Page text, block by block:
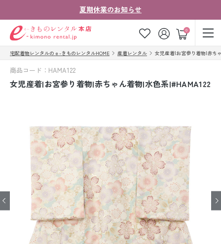
夏期休業のお知らせ
0
ゲスト
お気に入り ログイン カート
きものコラム お客様の声
お問い合わせ
法人・グループの
お客様はこちら
着物の種類から探す
七五三レンタル
振袖レンタル
宅配着物レンタルのｅ-きものレンタルHOME 産着レンタル 女児産着|お宮参り着物|赤ち
商品コード：HAMA122
女児産着|お宮参り着物|赤ちゃん着物|水色系|#HAMA122